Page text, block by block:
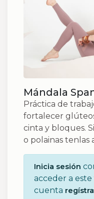
Mándala
Práctica de
fortalecer
cinta y bloques.
o polainas tenlas
Inicia sesión
acceder a este
cuenta